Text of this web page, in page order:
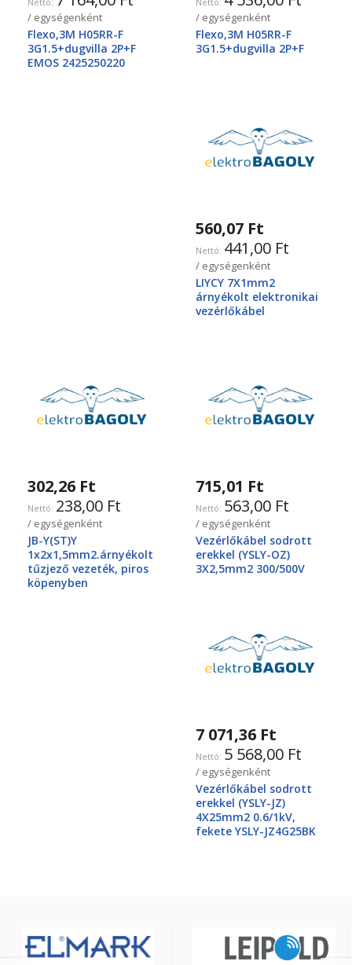
/ egységenként
Flexo,3M H05RR-F
3G1.5+dugvilla 2P+F
EMOS 2425250220
/ egységenként
Flexo,3M H05RR-F
3G1.5+dugvilla 2P+F
560,07 Ft
441,00 Ft
/ egységenként
LIYCY 7X1mm2
árnyékolt elektronikai
vezérlőkábel
302,26 Ft
238,00 Ft
/ egységenként
JB-Y(ST)Y
1x2x1,5mm2.árnyékolt
tűzjező vezeték, piros
köpenyben
715,01 Ft
563,00 Ft
/ egységenként
Vezérlőkábel sodrott
erekkel (YSLY-OZ)
3X2,5mm2 300/500V
7 071,36 Ft
5 568,00 Ft
/ egységenként
Vezérlőkábel sodrott
erekkel (YSLY-JZ)
4X25mm2 0.6/1kV,
fekete YSLY-JZ4G25BK